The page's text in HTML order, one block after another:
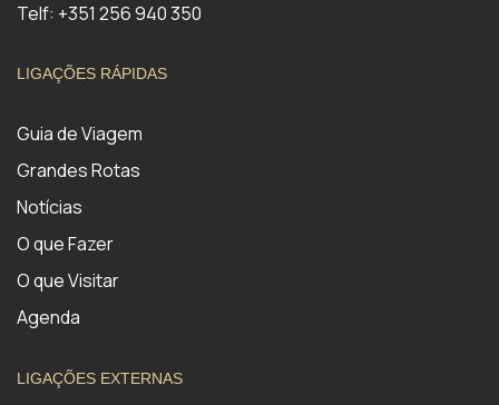
Telf: +351 256 940 350
LIGAÇÕES RÁPIDAS
Guia de Viagem
Grandes Rotas
Notícias
O que Fazer
O que Visitar
Agenda
LIGAÇÕES EXTERNAS